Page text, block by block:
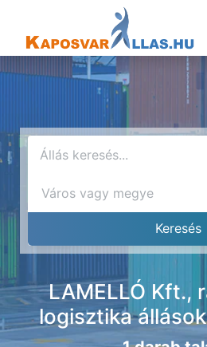
LAMELLÓ Kft.,
logisztika